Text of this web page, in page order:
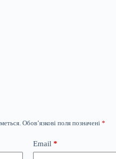
Обов’язкові поля позначені *
Email *